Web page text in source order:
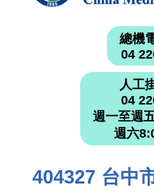
總機
04
人工
04
週一至週
週六
404327 台中